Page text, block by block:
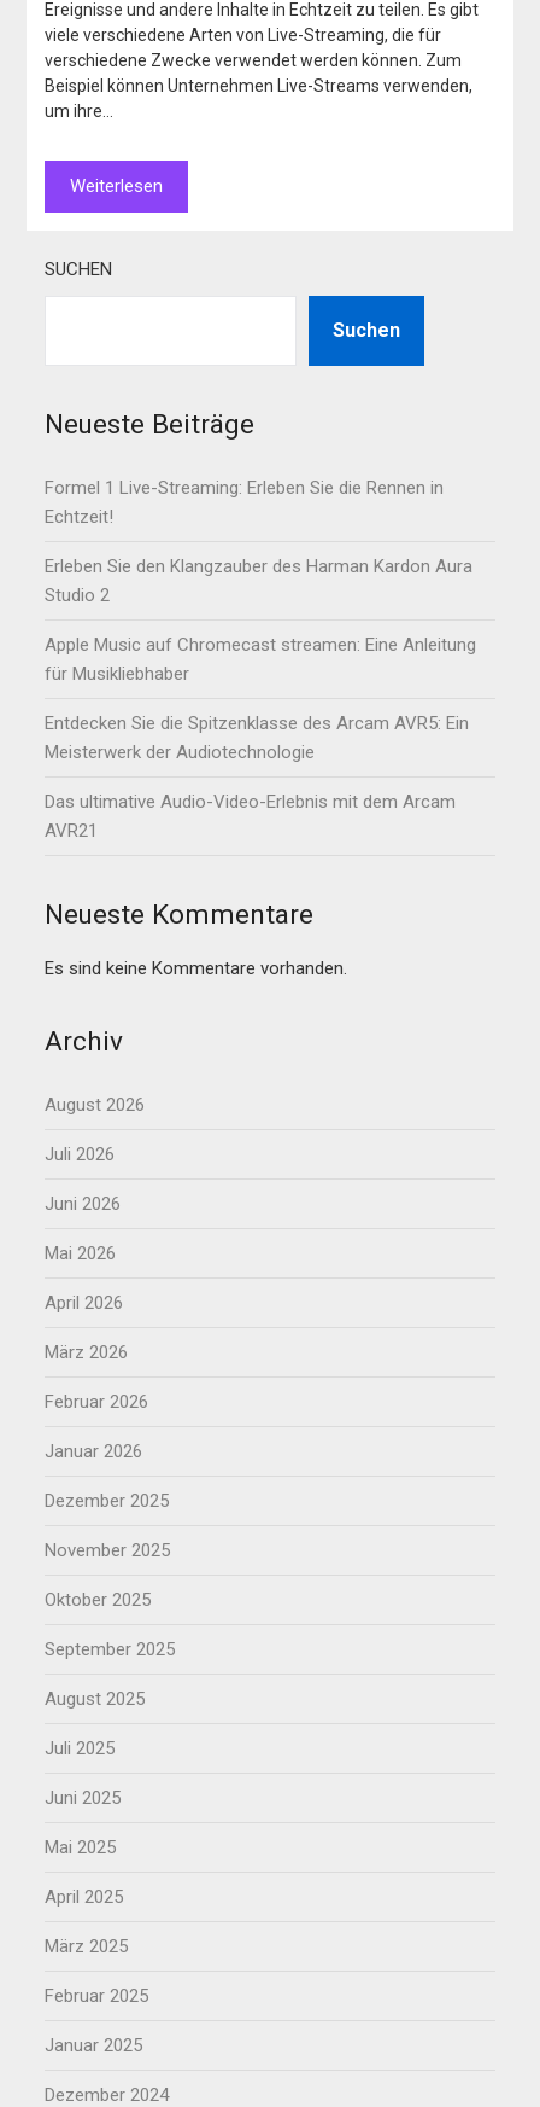
Ereignisse und andere Inhalte in Echtzeit zu teilen. Es gibt
viele verschiedene Arten von Live-Streaming, die für
verschiedene Zwecke verwendet werden können. Zum
Beispiel können Unternehmen Live-Streams verwenden,
um ihre…
Weiterlesen
SUCHEN
Suchen
Neueste Beiträge
Formel 1 Live-Streaming: Erleben Sie die Rennen in
Echtzeit!
Erleben Sie den Klangzauber des Harman Kardon Aura
Studio 2
Apple Music auf Chromecast streamen: Eine Anleitung
für Musikliebhaber
Entdecken Sie die Spitzenklasse des Arcam AVR5: Ein
Meisterwerk der Audiotechnologie
Das ultimative Audio-Video-Erlebnis mit dem Arcam
AVR21
Neueste Kommentare
Es sind keine Kommentare vorhanden.
Archiv
August 2026
Juli 2026
Juni 2026
Mai 2026
April 2026
März 2026
Februar 2026
Januar 2026
Dezember 2025
November 2025
Oktober 2025
September 2025
August 2025
Juli 2025
Juni 2025
Mai 2025
April 2025
März 2025
Februar 2025
Januar 2025
Dezember 2024